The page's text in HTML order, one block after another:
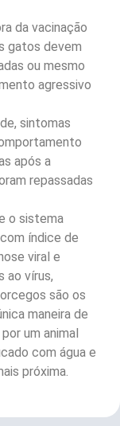
da vacinação
gatos devem
ou mesmo
agressivo
sintomas
após a
repassadas
o sistema
índice de
viral e
ao vírus,
são os
maneira de
um animal
com água e
próxima.